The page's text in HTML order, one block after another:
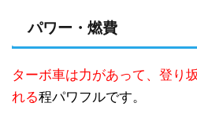
パワー・燃費
ターボ車は力があって、登り
れる程パワフルです。